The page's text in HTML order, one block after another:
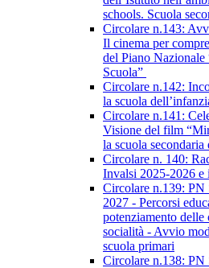
schools. Scuola
Circolare n.143:
Il cinema per
del Piano Nazionale
Scuola”
Circolare n.142:
la scuola
Circolare n.141:
Visione del film
la scuola secondaria
Circolare n. 140:
Invalsi 2025-2026
Circolare n.139: PN
2027 - Percorsi
potenziamento delle
socialità - Avvio
scuola primari
Circolare n.138: PN